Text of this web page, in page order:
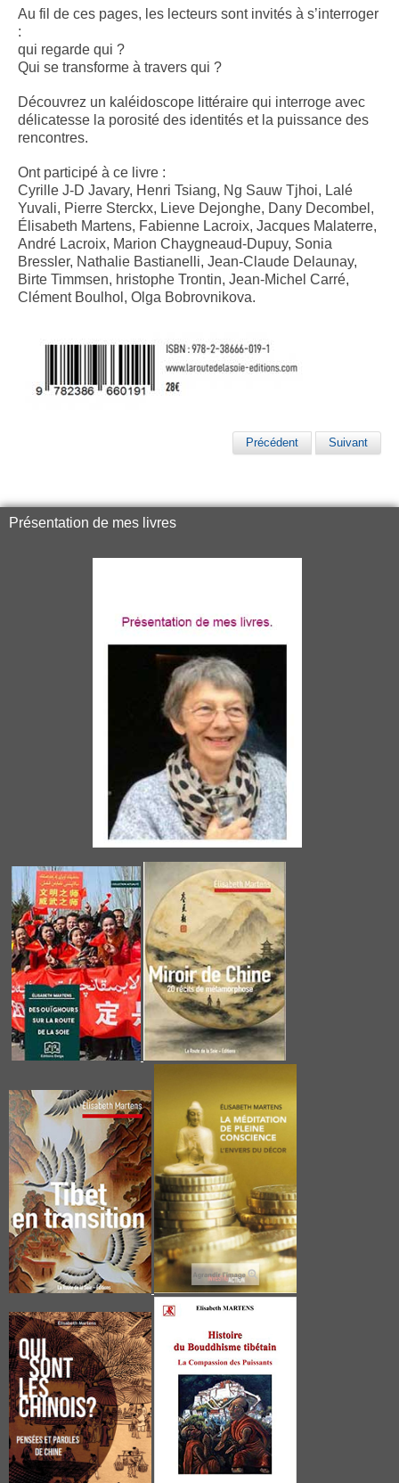
Au fil de ces pages, les lecteurs sont invités à s’interroger
:
qui regarde qui ?
Qui se transforme à travers qui ?
Découvrez un kaléidoscope littéraire qui interroge avec
délicatesse la porosité des identités et la puissance des
rencontres.
Ont participé à ce livre :
Cyrille J-D Javary, Henri Tsiang, Ng Sauw Tjhoi, Lalé
Yuvali, Pierre Sterckx, Lieve Dejonghe, Dany Decombel,
Élisabeth Martens, Fabienne Lacroix, Jacques Malaterre,
André Lacroix, Marion Chaygneaud-Dupuy, Sonia
Bressler, Nathalie Bastianelli, Jean-Claude Delaunay,
Birte Timmsen, hristophe Trontin, Jean-Michel Carré,
Clément Boulhol, Olga Bobrovnikova.
Précédent Suivant
Présentation de mes livres